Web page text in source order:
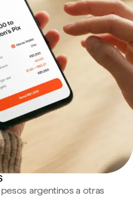
argentinos a otras